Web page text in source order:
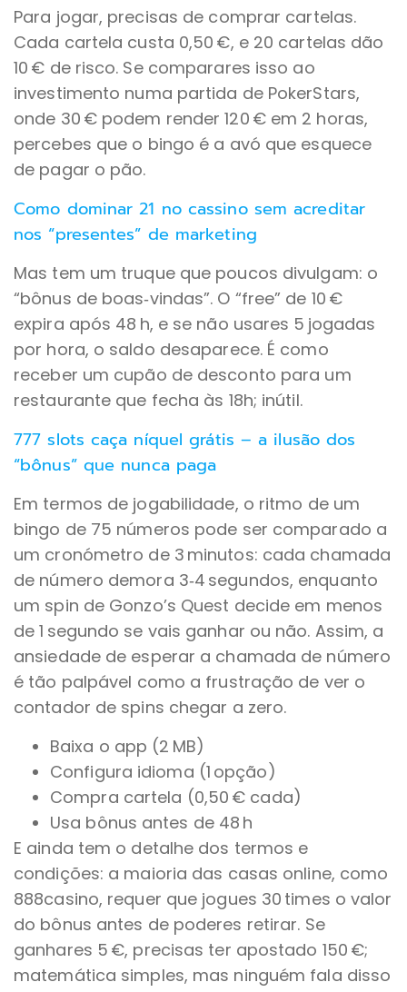
Para jogar, precisas de comprar cartelas.
Cada cartela custa 0,50 €, e 20 cartelas dão
10 € de risco. Se comparares isso ao
investimento numa partida de PokerStars,
onde 30 € podem render 120 € em 2 horas,
percebes que o bingo é a avó que esquece
de pagar o pão.
Como dominar 21 no cassino sem acreditar
nos “presentes” de marketing
Mas tem um truque que poucos divulgam: o
“bônus de boas‑vindas”. O “free” de 10 €
expira após 48 h, e se não usares 5 jogadas
por hora, o saldo desaparece. É como
receber um cupão de desconto para um
restaurante que fecha às 18h; inútil.
777 slots caça níquel grátis – a ilusão dos
“bônus” que nunca paga
Em termos de jogabilidade, o ritmo de um
bingo de 75 números pode ser comparado a
um cronómetro de 3 minutos: cada chamada
de número demora 3‑4 segundos, enquanto
um spin de Gonzo’s Quest decide em menos
de 1 segundo se vais ganhar ou não. Assim, a
ansiedade de esperar a chamada de número
é tão palpável como a frustração de ver o
contador de spins chegar a zero.
Baixa o app (2 MB)
Configura idioma (1 opção)
Compra cartela (0,50 € cada)
Usa bônus antes de 48 h
E ainda tem o detalhe dos termos e
condições: a maioria das casas online, como
888casino, requer que jogues 30 times o valor
do bônus antes de poderes retirar. Se
ganhares 5 €, precisas ter apostado 150 €;
matemática simples, mas ninguém fala disso